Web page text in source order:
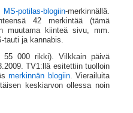
potilas-blogiin-merkinnällä.
42 merkintää (tämä
muutama kiinteä sivu, mm.
tauti ja kannabis.
55 000 rikki). Vilkkain päivä
TV1:llä esitettiin tuolloin
merkinnän blogiin. Vierailuita
keskiarvon ollessa noin